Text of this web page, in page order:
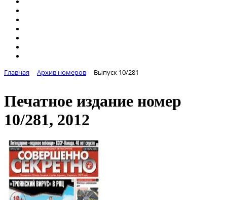
Главная Архив номеров Выпуск 10/281
Печатное издание номер
10/281, 2012